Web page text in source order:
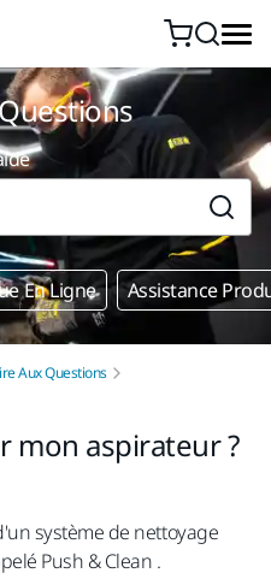
En Ligne Assistance
Aux Questions
mon aspirateur ?
système de nettoyage
Push & Clean .